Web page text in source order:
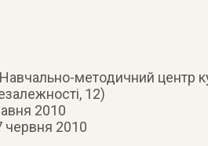
Навчально-методичний центр
12)
2010
червня 2010